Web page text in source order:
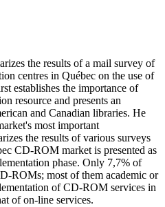
the results of a mail survey of
centres in Québec on the use of
establishes the importance of
resource and presents an
and Canadian libraries. He
most important
the results of various surveys
CD-ROM market is presented as
phase. Only 7,7% of
ROMs; most of them academic or
of CD-ROM services in
of on-line services.